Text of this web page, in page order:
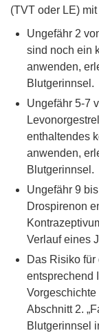
(TVT oder LE)
Ungefähr 2
sind noch ein
anwenden,
Blutgerinnsel.
Ungefähr 5-7
enthaltendes
anwenden,
Blutgerinnsel.
Ungefähr 9
Drospirenon
Verlauf eines
Das Risiko
entsprechend
Abschnitt 2.
Blutgerinnsel